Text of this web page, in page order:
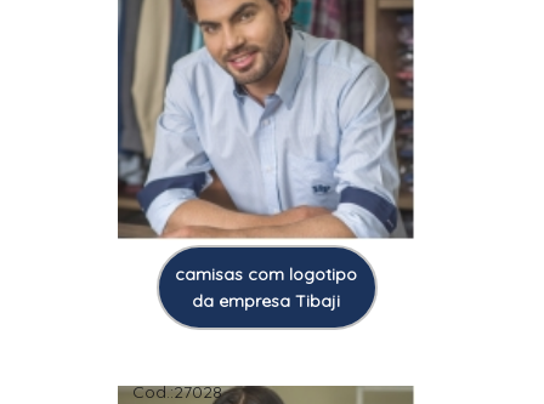
camisas com logotipo
da empresa Tibaji
Cod.:27028